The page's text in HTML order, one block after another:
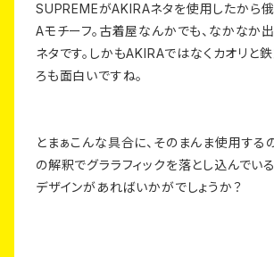
SUPREMEがAKIRAネタを使用したから
Aモチーフ。古着屋なんかでも、なかなか
ネタです。しかもAKIRAではなくカオリと
ろも面白いですね。
とまぁこんな具合に、そのまんま使用する
の解釈でグララフィックを落とし込んでいる
デザインがあればいかがでしょうか？